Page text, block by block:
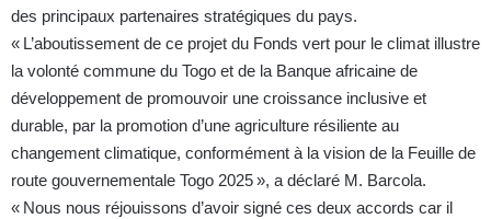
des principaux partenaires stratégiques du pays.
« L’aboutissement de ce projet du Fonds vert pour le climat illustre
la volonté commune du Togo et de la Banque africaine de
développement de promouvoir une croissance inclusive et
durable, par la promotion d’une agriculture résiliente au
changement climatique, conformément à la vision de la Feuille de
route gouvernementale Togo 2025 », a déclaré M. Barcola.
« Nous nous réjouissons d’avoir signé ces deux accords car il